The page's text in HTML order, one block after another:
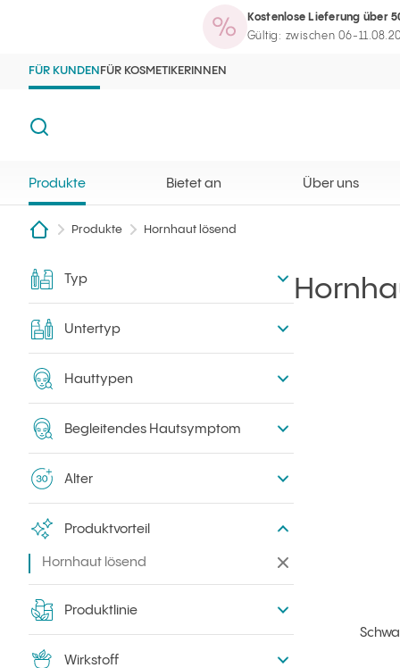
Kostenlose Lieferung über
Gültig: zwischen 06-
Suchmaschine öffnen
ProdukteBietet anÜber uns
FÜR KUNDEN FÜR KOSMETIKERINNEN
Suche
Produkte Bietet an Über uns
Produkte Hornhaut lösend
Filtern
Typ
Untertyp
Hauttypen
Begleitendes Hautsymptom
Alter
Produktvorteil
Hornhaut lösend Filter entfernen
Produktlinie
Wirkstoff